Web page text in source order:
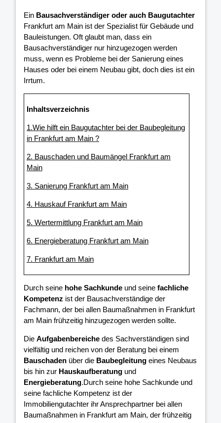
Ein Bausachverständiger oder auch Baugutachter
Frankfurt am Main ist der Spezialist für Gebäude und
Bauleistungen. Oft glaubt man, dass ein
Bausachverständiger nur hinzugezogen werden
muss, wenn es Probleme bei der Sanierung eines
Hauses oder bei einem Neubau gibt, doch dies ist ein
Irrtum.
Inhaltsverzeichnis
1.Wie hilft ein Baugutachter bei der Baubegleitung
in Frankfurt am Main ?
2. Bauschaden und Baumängel Frankfurt am
Main
3. Sanierung Frankfurt am Main
4. Hauskauf Frankfurt am Main
5. Wertermittlung Frankfurt am Main
6. Energieberatung Frankfurt am Main
7. Frankfurt am Main
Durch seine hohe Sachkunde und seine fachliche
Kompetenz ist der Bausachverständige der
Fachmann, der bei allen Baumaßnahmen in Frankfurt
am Main frühzeitig hinzugezogen werden sollte.
Die Aufgabenbereiche des Sachverständigen sind
vielfältig und reichen von der Beratung bei einem
Bauschaden über die Baubegleitung eines Neubaus
bis hin zur Hauskaufberatung und
Energieberatung.Durch seine hohe Sachkunde und
seine fachliche Kompetenz ist der
Immobiliengutachter ihr Ansprechpartner bei allen
Baumaßnahmen in Frankfurt am Main, der frühzeitig